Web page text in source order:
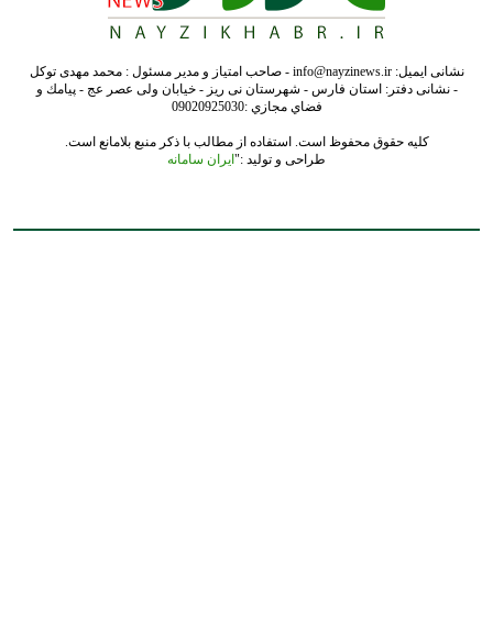
نشانی ایمیل: info@nayzinews.ir - صاحب امتیاز و مدیر مسئول : محمد مهدی توکل
- نشانی دفتر: استان فارس - شهرستان نی ریز - خیابان ولی عصر عج - پيامك و
فضاي مجازي :09020925030
کلیه حقوق محفوظ است. استفاده از مطالب با ذکر منبع بلامانع است.
طراحی و تولید :"ایران سامانه